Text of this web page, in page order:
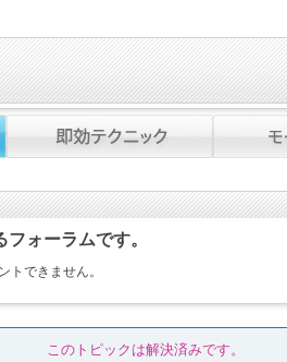
ォーラムです。
トできません。
このトピックは解決済みです。